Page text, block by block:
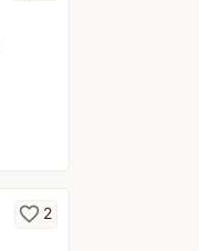
favorite_border 2